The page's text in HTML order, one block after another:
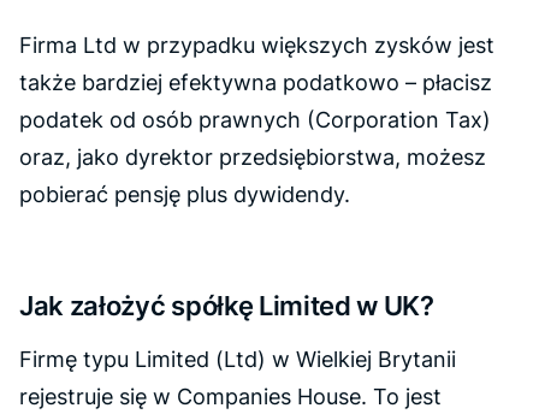
Firma Ltd w przypadku większych zysków jest
także bardziej efektywna podatkowo – płacisz
podatek od osób prawnych (Corporation Tax)
oraz, jako dyrektor przedsiębiorstwa, możesz
pobierać pensję plus dywidendy.
Jak założyć spółkę Limited w UK?
Firmę typu Limited (Ltd) w Wielkiej Brytanii
rejestruje się w Companies House. To jest